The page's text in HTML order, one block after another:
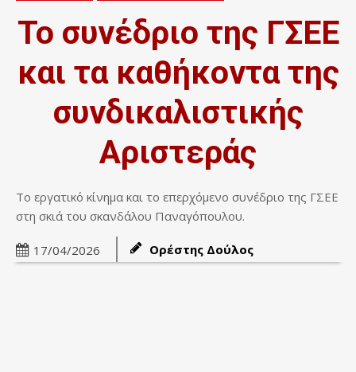
Το συνέδριο της ΓΣΕΕ
και τα καθήκοντα της
συνδικαλιστικής
Αριστεράς
Το εργατικό κίνημα και το επερχόμενο συνέδριο της ΓΣΕΕ
στη σκιά του σκανδάλου Παναγόπουλου.
17/04/2026 Ορέστης Δούλος